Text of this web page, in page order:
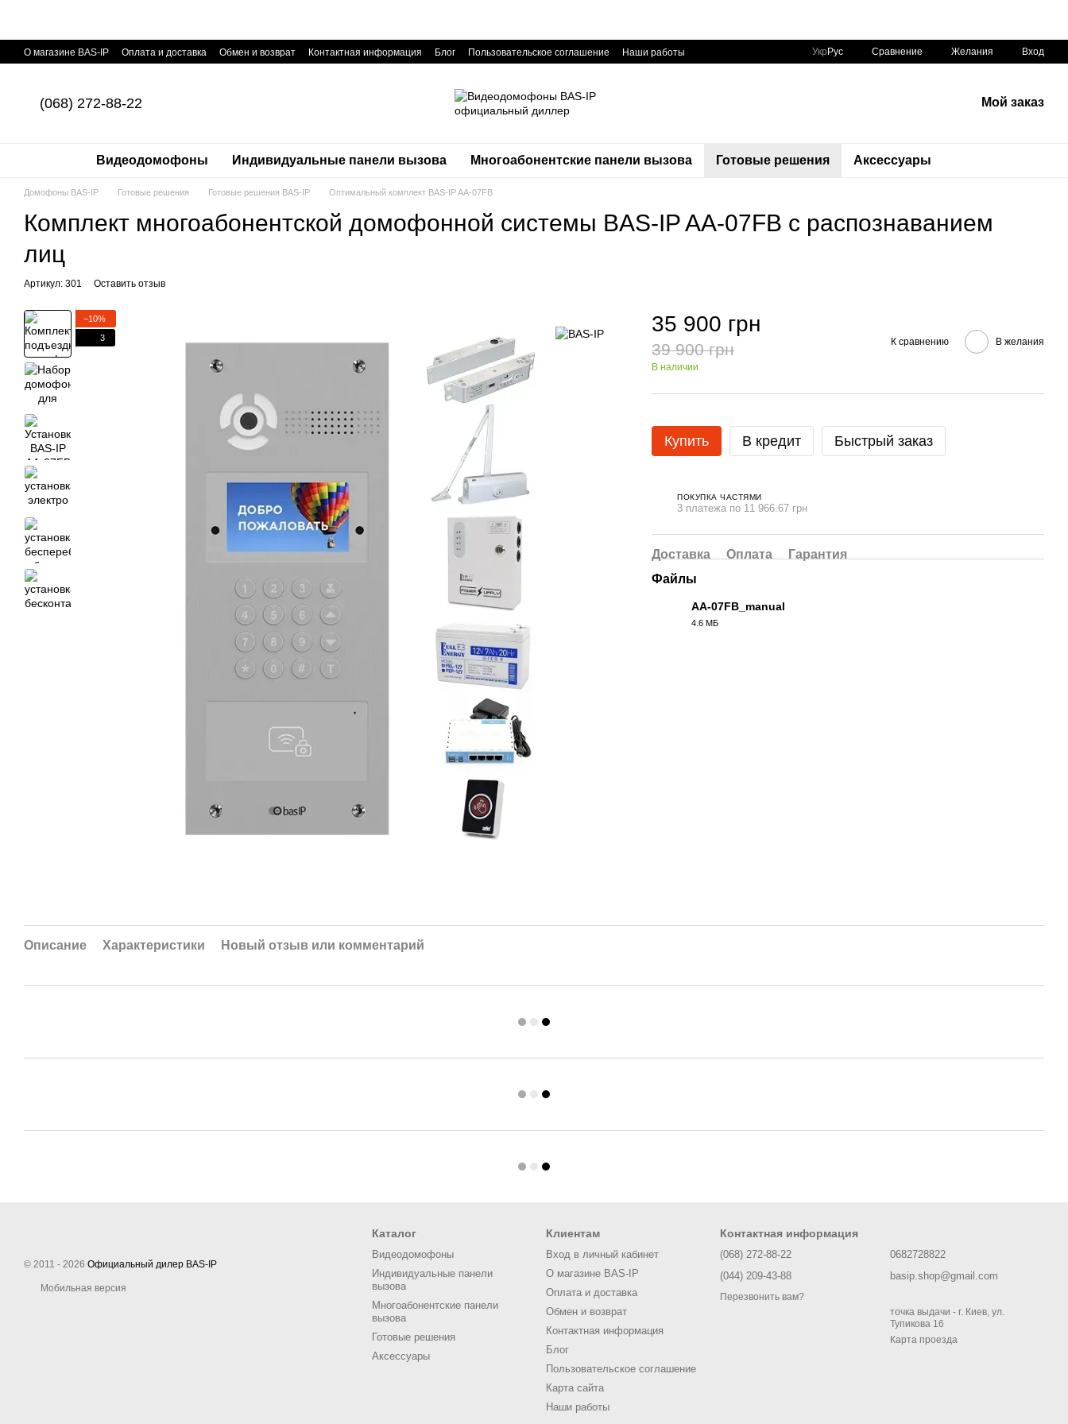
О магазине BAS-IP Оплата и доставка Обмен и возврат Контактная информация Блог Пользовательское соглашение Наши работы Укр Рус Сравнение Желания Вход
(068) 272-88-22 Мой заказ
Видеодомофоны Индивидуальные панели вызова Многоабонентские панели вызова Готовые решения Аксессуары
Домофоны BAS-IP Готовые решения Готовые решения BAS-IP Оптимальный комплект BAS-IP AA-07FB
Комплект многоабонентской домофонной системы BAS-IP AA-07FB с распознаванием
лиц
Артикул: 301 Оставить отзыв
−10%
3
35 900 грн
39 900 грн
В наличии
К сравнению В желания
Купить В кредит Быстрый заказ
ПОКУПКА ЧАСТЯМИ
3 платежа по 11 966.67 грн
Доставка Оплата
Гарантия
Файлы
AA-07FB_manual
4.6 МБ
Описание Характеристики Новый отзыв или комментарий
© 2011 - 2026 Официальный дилер BAS-IP
Мобильная версия
Каталог
Видеодомофоны
Индивидуальные панели
вызова
Многоабонентские панели
вызова
Готовые решения
Аксессуары
Клиентам
Вход в личный кабинет
О магазине BAS-IP
Оплата и доставка
Обмен и возврат
Контактная информация
Блог
Пользовательское соглашение
Карта сайта
Наши работы
Контактная информация
(068) 272-88-22
(044) 209-43-88
Перезвонить вам?
0682728822
basip.shop@gmail.com
точка выдачи - г. Киев, ул.
Тупикова 16
Карта проезда